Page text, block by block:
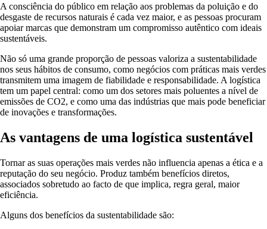
A consciência do público em relação aos problemas da poluição e do
desgaste de recursos naturais é cada vez maior, e as pessoas procuram
apoiar marcas que demonstram um compromisso autêntico com ideais
sustentáveis.
Não só uma grande proporção de pessoas valoriza a sustentabilidade
nos seus hábitos de consumo, como negócios com práticas mais verdes
transmitem uma imagem de fiabilidade e responsabilidade. A logística
tem um papel central: como um dos setores mais poluentes a nível de
emissões de CO2, e como uma das indústrias que mais pode beneficiar
de inovações e transformações.
As vantagens de uma logística sustentável
Tornar as suas operações mais verdes não influencia apenas a ética e a
reputação do seu negócio. Produz também benefícios diretos,
associados sobretudo ao facto de que implica, regra geral, maior
eficiência.
Alguns dos benefícios da sustentabilidade são: